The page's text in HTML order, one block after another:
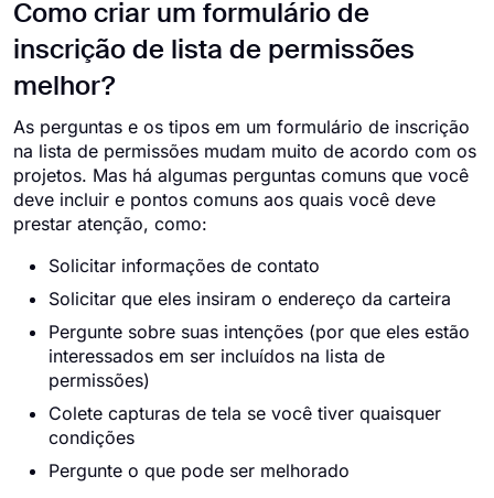
Como criar um formulário de
inscrição de lista de permissões
melhor?
As perguntas e os tipos em um formulário de inscrição
na lista de permissões mudam muito de acordo com os
projetos. Mas há algumas perguntas comuns que você
deve incluir e pontos comuns aos quais você deve
prestar atenção, como:
Solicitar informações de contato
Solicitar que eles insiram o endereço da carteira
Pergunte sobre suas intenções (por que eles estão
interessados ​​em ser incluídos na lista de
permissões)
Colete capturas de tela se você tiver quaisquer
condições
Pergunte o que pode ser melhorado